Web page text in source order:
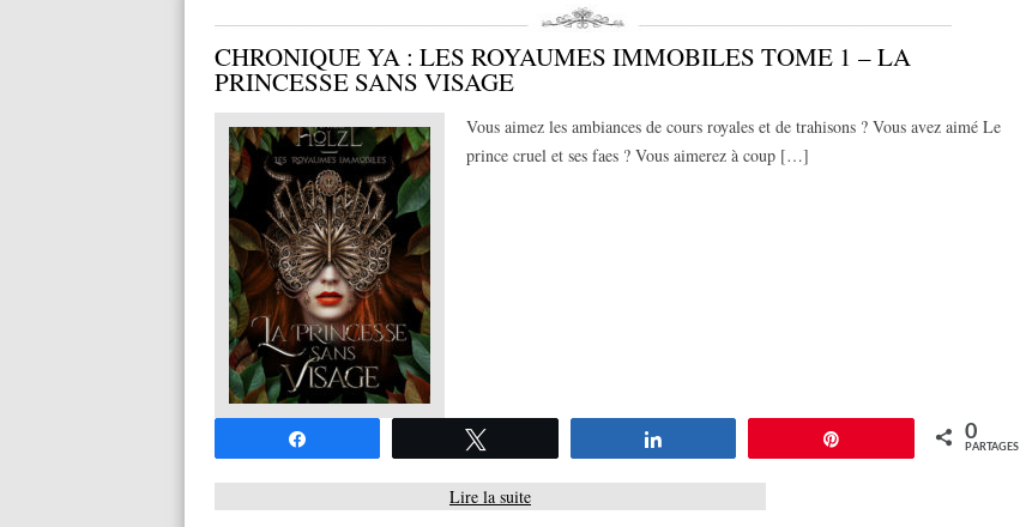
CHRONIQUE YA : LES ROYAUMES IMMOBILES TOME 1 – LA
PRINCESSE SANS VISAGE
Vous aimez les ambiances de cours royales et de trahisons ? Vous avez aimé Le
prince cruel et ses faes ? Vous aimerez à coup […]
0
PARTAGES
Lire la suite